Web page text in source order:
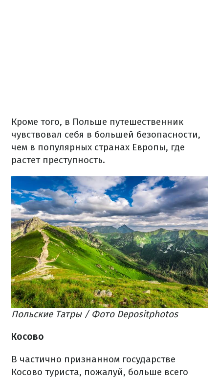
Кроме того, в Польше путешественник
чувствовал себя в большей безопасности,
чем в популярных странах Европы, где
растет преступность.
Польские Татры / Фото Depositphotos
Косово
В частично признанном государстве
Косово туриста, пожалуй, больше всего